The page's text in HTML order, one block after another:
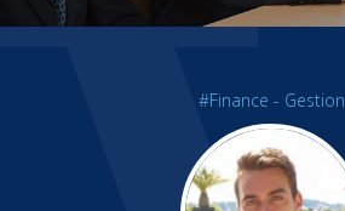
#Finance - Gestion